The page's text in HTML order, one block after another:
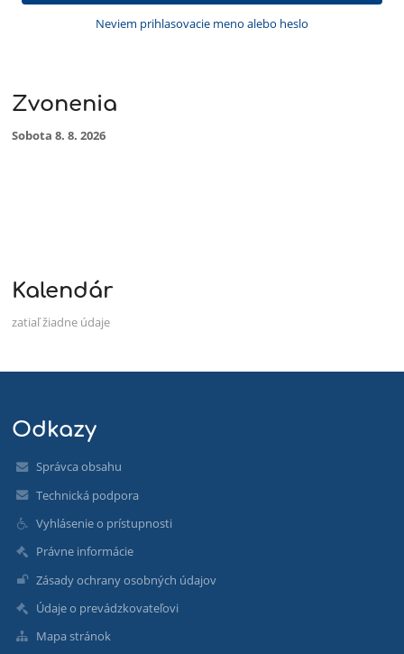
Neviem prihlasovacie meno alebo heslo
Zvonenia
Sobota 8. 8. 2026
Kalendár
zatiaľ žiadne údaje
Odkazy
Správca obsahu
Technická podpora
Vyhlásenie o prístupnosti
Právne informácie
Zásady ochrany osobných údajov
Údaje o prevádzkovateľovi
Mapa stránok